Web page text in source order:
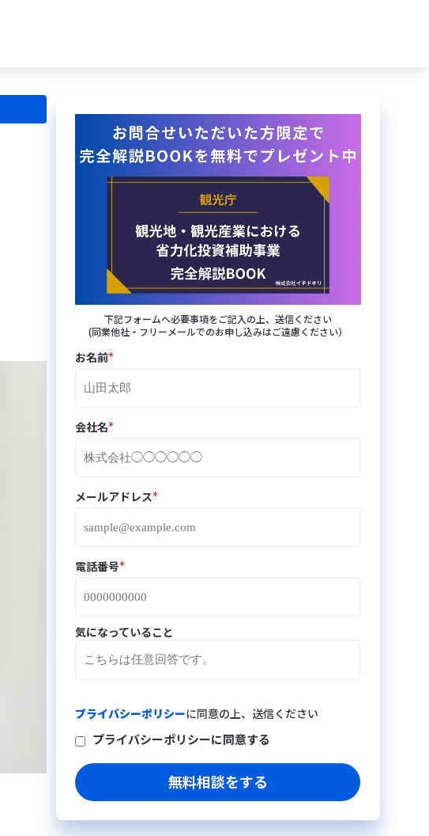
下記フォームへ必要事項をご記入の上、送信ください
(同業他社・フリーメールでのお申し込みはご遠慮ください）
お名前*
会社名*
メールアドレス*
電話番号*
気になっていること
プライバシーポリシーに同意の上、送信ください
プライバシーポリシーに同意する